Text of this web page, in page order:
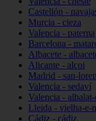
Castellón -
Murcia - cieza
Valencia - paterna
Barcelona -
Albacete -
Alicante - alcoi
Madrid - san-
Valencia - sedaví
Valencia -
Lleida - vielha-e-
Cádiz - cádiz